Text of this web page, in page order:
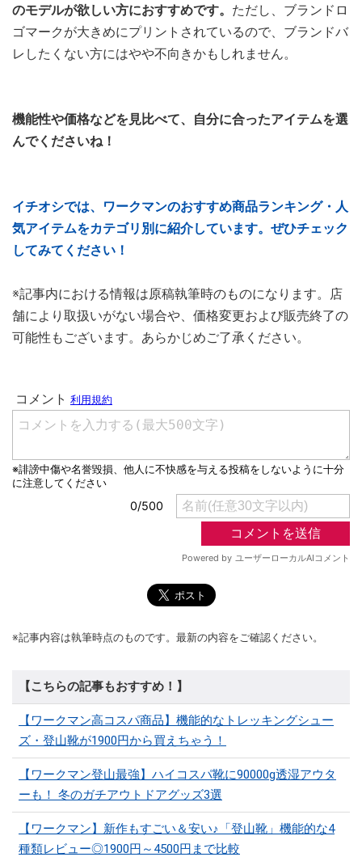
のモデルが欲しい方におすすめです。 ただし、ブランドロ
ゴマークが大きめにプリントされているので、ブランドバ
レしたくない方にはやや不向きかもしれません。
機能性や価格などを見比べて、自分に合ったアイテムを選
んでくださいね！
イチオシでは、ワークマンのおすすめ商品ランキング・人
気アイテムをカテゴリ別に紹介しています。ぜひチェック
してみてください！
※記事内における情報は原稿執筆時のものになります。店
舗により取扱いがない場合や、価格変更および販売終了の
可能性もございます。あらかじめご了承ください。
※記事内容は執筆時点のものです。最新の内容をご確認ください。
【こちらの記事もおすすめ！】
【ワークマン高コスパ商品】機能的なトレッキングシュー
ズ・登山靴が1900円から買えちゃう！
【ワークマン登山最強】ハイコスパ靴に90000g透湿アウタ
ーも！ 冬のガチアウトドアグッズ3選
【ワークマン】新作もすごい＆安い♪「登山靴」機能的な4
種類レビュー◎1900円～4500円まで比較